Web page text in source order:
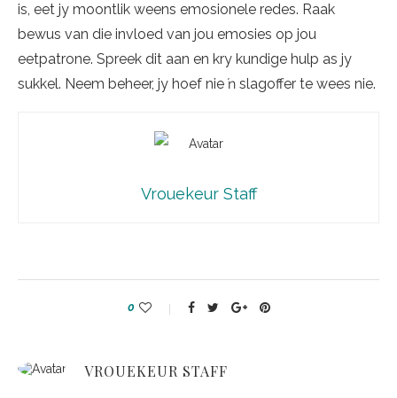
is, eet jy moontlik weens emosionele redes. Raak
bewus van die invloed van jou emosies op jou
eetpatrone. Spreek dit aan en kry kundige hulp as jy
sukkel. Neem beheer, jy hoef nie ŉ slagoffer te wees nie.
Vrouekeur Staff
0
VROUEKEUR STAFF